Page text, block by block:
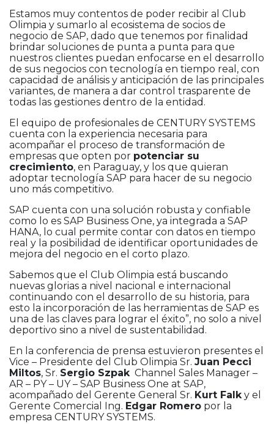
Estamos muy contentos de poder recibir al Club
Olimpia y sumarlo al ecosistema de socios de
negocio de SAP, dado que tenemos por finalidad
brindar soluciones de punta a punta para que
nuestros clientes puedan enfocarse en el desarrollo
de sus negocios con tecnología en tiempo real, con
capacidad de análisis y anticipación de las principales
variantes, de manera a dar control trasparente de
todas las gestiones dentro de la entidad.
El equipo de profesionales de CENTURY SYSTEMS
cuenta con la experiencia necesaria para
acompañar el proceso de transformación de
empresas que opten por potenciar su
crecimiento, en Paraguay, y los que quieran
adoptar tecnología SAP para hacer de su negocio
uno más competitivo.
SAP cuenta con una solución robusta y confiable
como lo es SAP Business One, ya integrada a SAP
HANA, lo cual permite contar con datos en tiempo
real y la posibilidad de identificar oportunidades de
mejora del negocio en el corto plazo.
Sabemos que el Club Olimpia está buscando
nuevas glorias a nivel nacional e internacional
continuando con el desarrollo de su historia, para
esto la incorporación de las herramientas de SAP es
una de las claves para lograr el éxito”, no solo a nivel
deportivo sino a nivel de sustentabilidad.
En la conferencia de prensa estuvieron presentes el
Vice – Presidente del Club Olimpia Sr. Juan Pecci
Miltos, Sr. Sergio SzpakChannel Sales Manager –
AR – PY – UY – SAP Business One at SAP,
acompañado del Gerente General Sr. Kurt Falky el
Gerente Comercial Ing. Edgar Romero por la
empresa CENTURY SYSTEMS.